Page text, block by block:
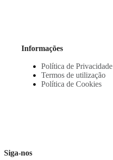
Informações
Política de Privacidade
Termos de utilização
Política de Cookies
Siga-nos